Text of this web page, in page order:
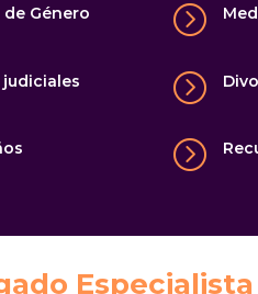
Género =
=
=